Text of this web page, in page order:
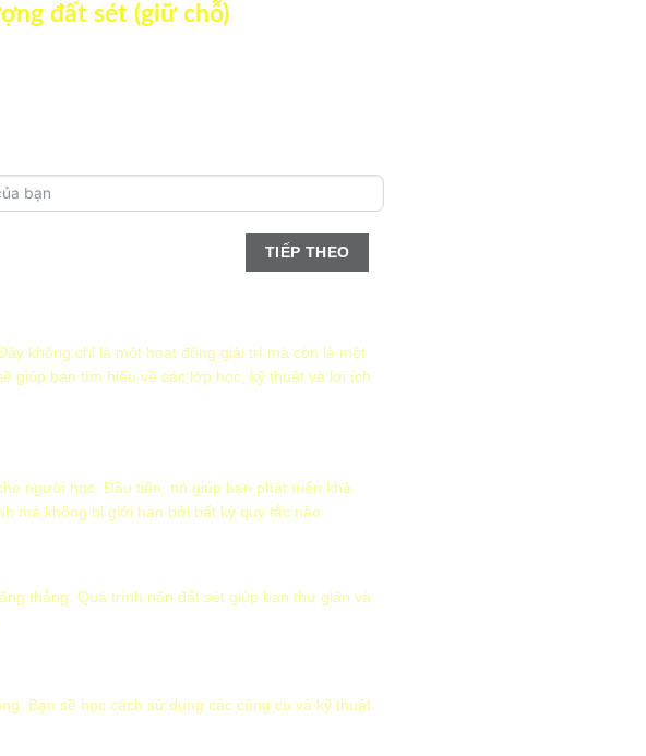
đất sét (giữ chỗ)
TIẾP THEO
Học nhóm
không chỉ là một hoạt động giải trí mà còn là một
giúp bạn tìm hiểu về các lớp học, kỹ thuật và lợi ích
người học. Đầu tiên, nó giúp bạn phát triển khả
mà không bị giới hạn bởi bất kỳ quy tắc nào.
thẳng. Quá trình nặn đất sét giúp bạn thư giãn và
Bạn sẽ học cách sử dụng các công cụ và kỹ thuật